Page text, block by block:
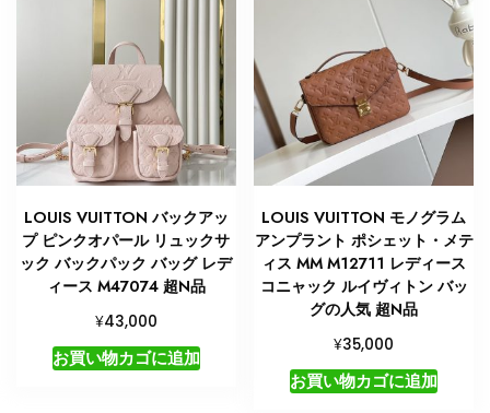
LOUIS VUITTON バックアッ
プ ピンクオパール リュックサ
ック バックパック バッグ レデ
ィース M47074 超N品
¥43,000
お買い物カゴに追加
LOUIS VUITTON モノグラム
アンプラント ポシェット・メテ
ィス MM M12711 レディース
コニャック ルイヴィトン バッ
グの人気 超N品
¥35,000
お買い物カゴに追加